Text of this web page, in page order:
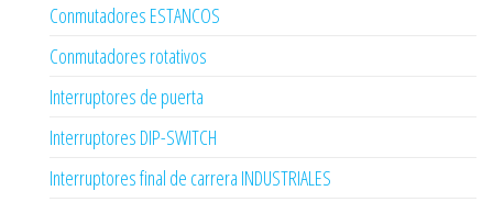
Conmutadores ESTANCOS
Conmutadores rotativos
Interruptores de puerta
Interruptores DIP-SWITCH
Interruptores final de carrera INDUSTRIALES